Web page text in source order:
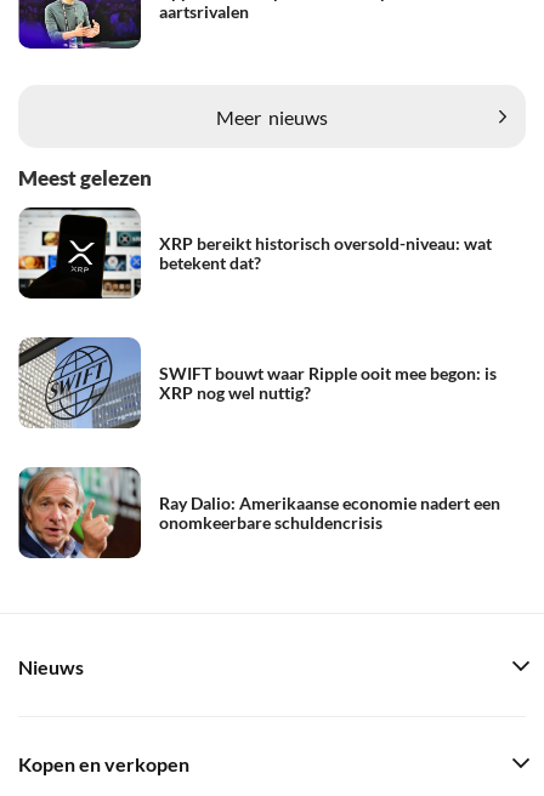
aartsrivalen
Meer nieuws
Meest gelezen
XRP bereikt historisch oversold-niveau: wat
betekent dat?
SWIFT bouwt waar Ripple ooit mee begon: is
XRP nog wel nuttig?
Ray Dalio: Amerikaanse economie nadert een
onomkeerbare schuldencrisis
Nieuws
Kopen en verkopen